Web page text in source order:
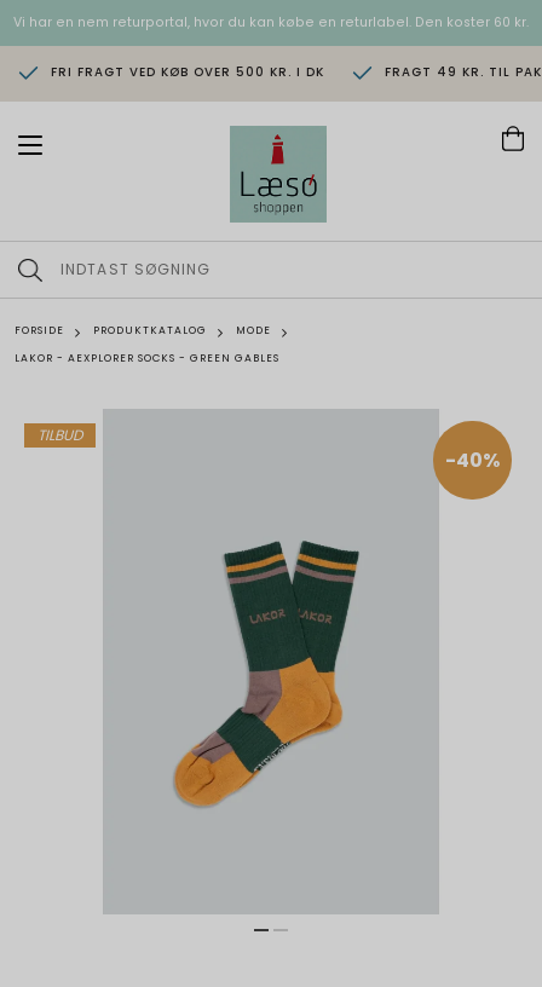
Vi har en nem returportal, hvor du kan købe en returlabel. Den koster 60 kr.
FRI FRAGT VED KØB OVER 500 KR. I DK FRAGT 49 KR. TIL
T
n
a
i
g
i
o
FORSIDE PRODUKTKATALOG
MODE
LAKOR - AEXPLORER SOCKS - GREEN GABLES
TILBUD
-40%